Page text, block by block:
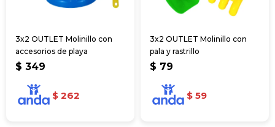
3x2 OUTLET Molinillo con
accesorios de playa
$ 349
$ 262
3x2 OUTLET Molinillo con
pala y rastrillo
$ 79
$ 59